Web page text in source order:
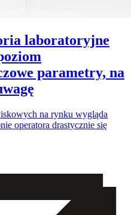
laboratoryjne
parametry, na
na rynku wygląda
operatora drastycznie się